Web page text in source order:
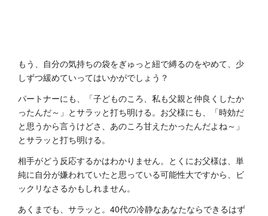
もう、自分の気持ちの袋をぎゅっと紐で縛るのをやめて、少
しずつ緩めていってはいかがでしょう？
パートナーにも、「子どものころ、私も父親と仲良くしたか
ったんだ～」とサラッと打ち明ける。お父様にも、「時効だ
と思うから言うけどさ、あのころ甘えたかったんだよね～」
とサラッと打ち明ける。
相手がどう反応するかはわかりません。とくにお父様は、単
純に自分が嫌われていたと思っている可能性大ですから、ビ
ックリなさるかもしれません。
あくまでも、サラッと。40代の冷静なあなたならできるはず